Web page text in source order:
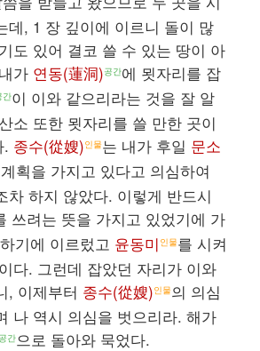
데, 1 장 깊이에 이르니 돌이 많
도 있어 결코 쓸 수 있는 땅이 아
가 연동(蓮洞)공간에 묏자리를 잡
간이 이와 같으리라는 것을 잘 알
소 또한 묏자리를 쓸 만한 곳이
. 종수(從嫂)인물는 내가 후일 문소
획을 가지고 있다고 의심하여
차 하지 않았다. 이렇게 반드시
쓰려는 뜻을 가지고 있었기에 가
기에 이르렀고 윤동미 인물를 시켜
다. 그런데 잡았던 자리가 이와
, 이제부터 종수(從嫂)인물의 의심
나 역시 의심을 벗으리라. 해가
공간으로 돌아와 묵었다.